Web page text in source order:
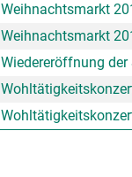
Weihnachtsmarkt
Weihnachtsmarkt
Wiedereröffnung